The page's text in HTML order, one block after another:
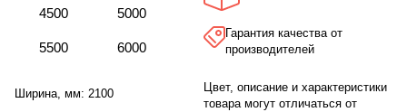
4500 5000
5500 6000
Ширина, мм: 2100
Гарантия качества от
производителей
Цвет, описание и характеристики
товара могут отличаться от